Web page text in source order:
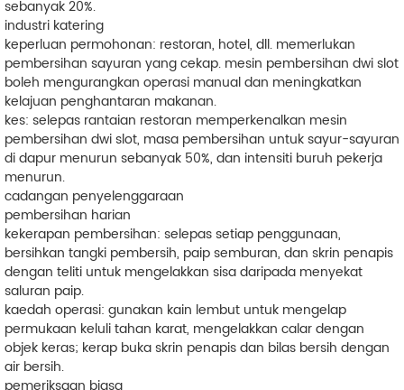
sebanyak 20%.
industri katering
keperluan permohonan: restoran, hotel, dll. memerlukan
pembersihan sayuran yang cekap. mesin pembersihan dwi slot
boleh mengurangkan operasi manual dan meningkatkan
kelajuan penghantaran makanan.
kes: selepas rantaian restoran memperkenalkan mesin
pembersihan dwi slot, masa pembersihan untuk sayur-sayuran
di dapur menurun sebanyak 50%, dan intensiti buruh pekerja
menurun.
cadangan penyelenggaraan
pembersihan harian
kekerapan pembersihan: selepas setiap penggunaan,
bersihkan tangki pembersih, paip semburan, dan skrin penapis
dengan teliti untuk mengelakkan sisa daripada menyekat
saluran paip.
kaedah operasi: gunakan kain lembut untuk mengelap
permukaan keluli tahan karat, mengelakkan calar dengan
objek keras; kerap buka skrin penapis dan bilas bersih dengan
air bersih.